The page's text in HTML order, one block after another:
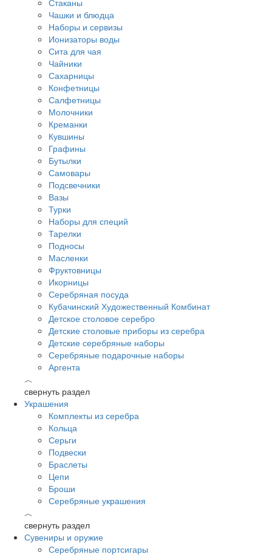
Стаканы
Чашки и блюдца
Наборы и сервизы
Ионизаторы воды
Сита для чая
Чайники
Сахарницы
Конфетницы
Салфетницы
Молочники
Креманки
Кувшины
Графины
Бутылки
Самовары
Подсвечники
Вазы
Турки
Наборы для специй
Тарелки
Подносы
Масленки
Фруктовницы
Икорницы
Серебряная посуда
Кубачинский Художественный Комбинат
Детское столовое серебро
Детские столовые приборы из серебра
Детские серебряные наборы
Серебряные подарочные наборы
Аргента
︿
свернуть раздел
Украшения
Комплекты из серебра
Кольца
Серьги
Подвески
Браслеты
Цепи
Броши
Серебряные украшения
︿
свернуть раздел
Сувениры и оружие
Серебряные портсигары